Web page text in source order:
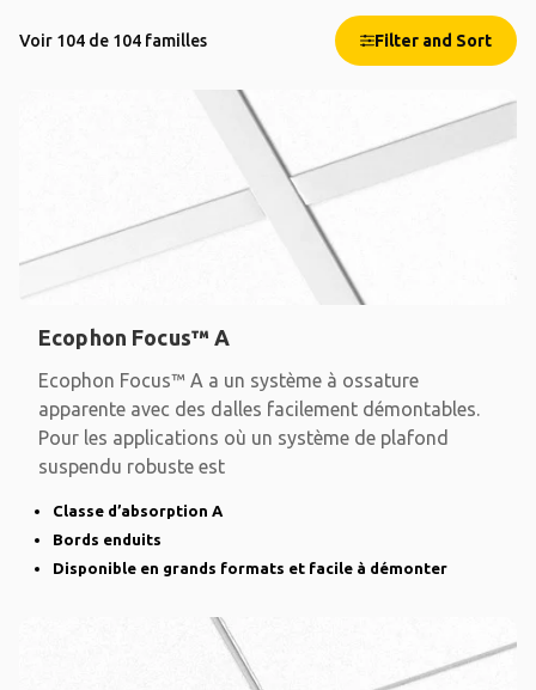
Voir 104 de 104 familles Filter and Sort
Ecophon Focus™ A
Ecophon Focus™ A a un système à ossature
apparente avec des dalles facilement démontables.
Pour les applications où un système de plafond
suspendu robuste est
Classe d’absorption A
Bords enduits
Disponible en grands formats et facile à démonter